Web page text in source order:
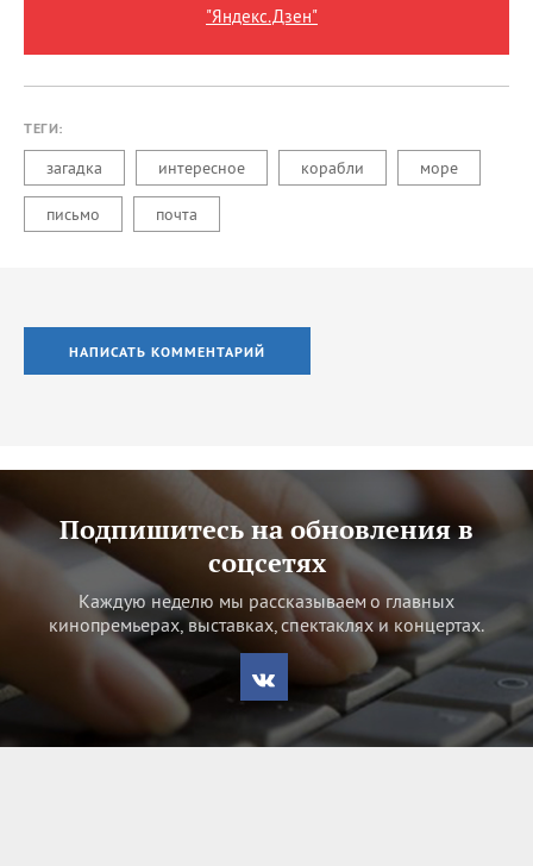
"Яндекс.Дзен"
ТЕГИ:
загадка интересное корабли море
письмо почта
НАПИСАТЬ КОММЕНТАРИЙ
Подпишитесь на обновления в
соцсетях
Каждую неделю мы рассказываем о главных
кинопремьерах, выставках, спектаклях и концертах.